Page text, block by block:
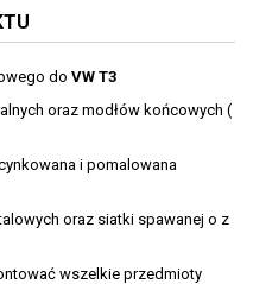
do VW T3
oraz modłów końcowych (
i pomalowana
oraz siatki spawanej o z
wszelkie przedmioty